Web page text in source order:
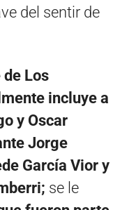
del sentir de
de Los
incluye a
y Oscar
Jorge
García Vior y
se le